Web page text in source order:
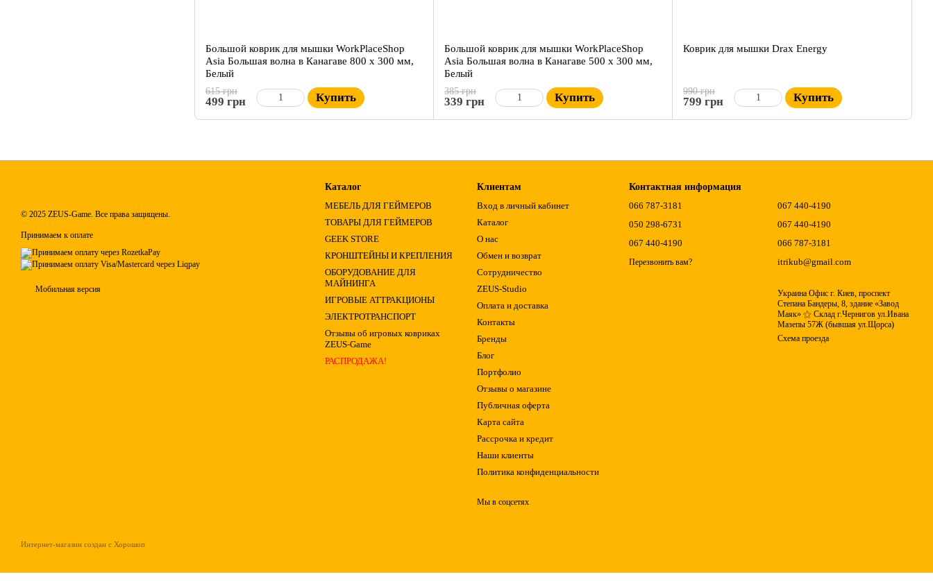
Большой коврик для мышки WorkPlaceShop
Asia Большая волна в Канагаве 800 x 300 мм,
Белый
615 грн
499 грн Купить
Большой коврик для мышки WorkPlaceShop
Asia Большая волна в Канагаве 500 x 300 мм,
Белый
385 грн
339 грн Купить
Коврик для мышки Drax Energy
990 грн
799 грн Купить
© 2025 ZEUS-Game. Все права защищены.
Принимаем к оплате
Мобильная версия
Интернет-магазин создан с Хорошоп
Каталог
МЕБЕЛЬ ДЛЯ ГЕЙМЕРОВ
ТОВАРЫ ДЛЯ ГЕЙМЕРОВ
GEEK STORE
КРОНШТЕЙНЫ И КРЕПЛЕНИЯ
ОБОРУДОВАНИЕ ДЛЯ
МАЙНИНГА
ИГРОВЫЕ АТТРАКЦИОНЫ
ЭЛЕКТРОТРАНСПОРТ
Отзывы об игровых ковриках
ZEUS-Game
РАСПРОДАЖА!
Клиентам
Вход в личный кабинет
Каталог
О нас
Обмен и возврат
Сотрудничество
ZEUS-Studio
Оплата и доставка
Контакты
Бренды
Блог
Портфолио
Отзывы о магазине
Публичная оферта
Карта сайта
Рассрочка и кредит
Наши клиенты
Политика конфиденциальности
Мы в соцсетях
Контактная информация
066 787-3181
050 298-6731
067 440-4190
Перезвонить вам?
067 440-4190
067 440-4190
066 787-3181
itrikub@gmail.com
Украина Офис г. Киев, проспект
Степана Бандеры, 8, здание «Завод
Маяк» ⚝ Склад г.Чернигов ул.Ивана
Мазепы 57Ж (бывшая ул.Щорса)
Схема проезда